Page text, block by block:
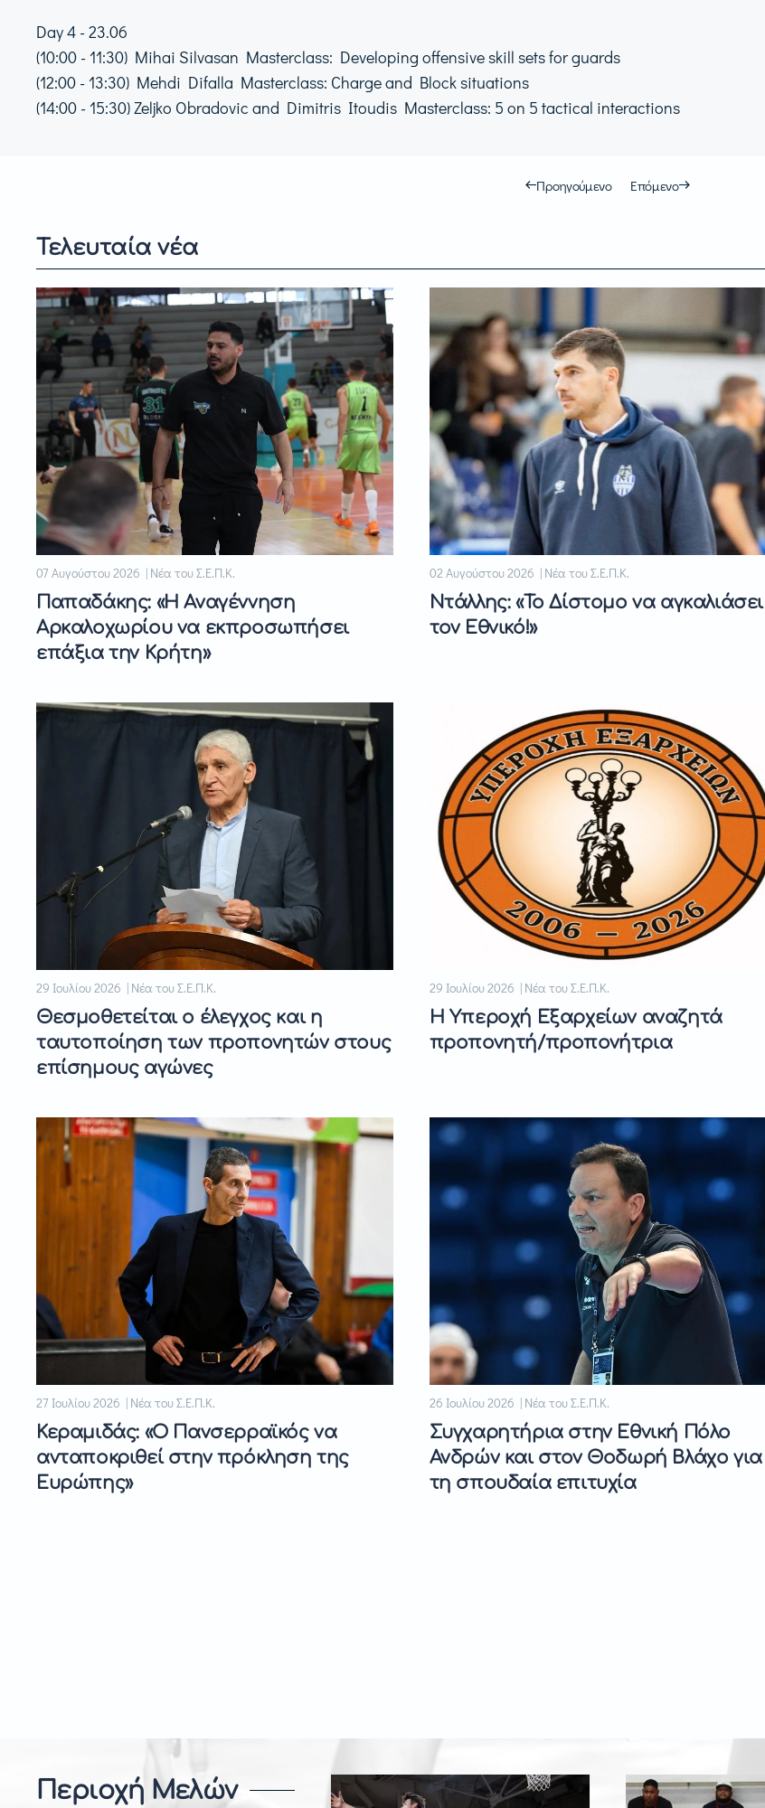
Day 4 - 23.06
(10:00 - 11:30) Mihai Silvasan Masterclass: Developing offensive skill sets for guards
(12:00 - 13:30) Mehdi Difalla Masterclass: Charge and Block situations
(14:00 - 15:30) Zeljko Obradovic and Dimitris Itoudis Masterclass: 5 on 5 tactical interactions
Προηγούμενο Επόμενο
Τελευταία νέα
07 Αυγούστου 2026 | Νέα του Σ.Ε.Π.Κ.
Παπαδάκης: «Η Αναγέννηση
Αρκαλοχωρίου να εκπροσωπήσει
επάξια την Κρήτη»
02 Αυγούστου 2026 | Νέα του Σ.Ε.Π.Κ.
Ντάλλης: «Το Δίστομο να αγκαλιάσει
τον Εθνικό!»
29 Ιουλίου 2026 | Νέα του Σ.Ε.Π.Κ.
Θεσμοθετείται ο έλεγχος και η
ταυτοποίηση των προπονητών στους
επίσημους αγώνες
29 Ιουλίου 2026 | Νέα του Σ.Ε.Π.Κ.
Η Υπεροχή Εξαρχείων αναζητά
προπονητή/προπονήτρια
27 Ιουλίου 2026 | Νέα του Σ.Ε.Π.Κ.
Κεραμιδάς: «Ο Πανσερραϊκός να
ανταποκριθεί στην πρόκληση της
Ευρώπης»
26 Ιουλίου 2026 | Νέα του Σ.Ε.Π.Κ.
Συγχαρητήρια στην Εθνική Πόλο
Ανδρών και στον Θοδωρή Βλάχο για
τη σπουδαία επιτυχία
Περιοχή Μελών